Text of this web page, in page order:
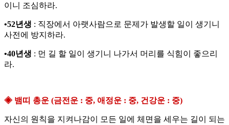
이니 조심하라.
•52년생 : 직장에서 아랫사람으로 문제가 발생할 일이 생기니
사전에 방지하라.
•40년생 : 먼 길 할 일이 생기니 나가서 머리를 식힘이 좋으리
라.
◈ 뱀띠 총운 (금전운 : 중, 애정운 : 중, 건강운 : 중)
자신의 원칙을 지켜나감이 모든 일에 체면을 세우는 길이 되는